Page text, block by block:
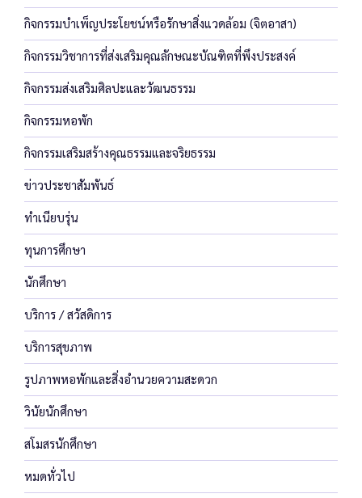
กิจกรรมบำเพ็ญประโยชน์หรือรักษาสิ่งแวดล้อม (จิตอาสา)
กิจกรรมวิชาการที่ส่งเสริมคุณลักษณะบัณฑิตที่พึงประสงค์
กิจกรรมส่งเสริมศิลปะและวัฒนธรรม
กิจกรรมหอพัก
กิจกรรมเสริมสร้างคุณธรรมและจริยธรรม
ข่าวประชาสัมพันธ์
ทำเนียบรุ่น
ทุนการศึกษา
นักศึกษา
บริการ / สวัสดิการ
บริการสุขภาพ
รูปภาพหอพักและสิ่งอำนวยความสะดวก
วินัยนักศึกษา
สโมสรนักศึกษา
หมดทั่วไป